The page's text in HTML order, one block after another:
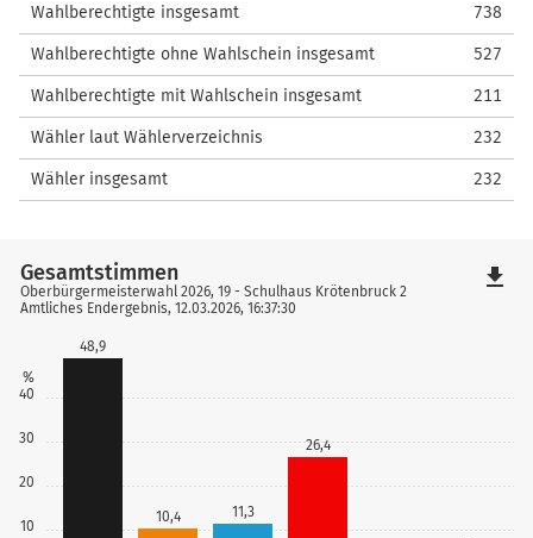
Wahlberechtigte insgesamt 738
Wahlberechtigte ohne Wahlschein insgesamt 527
Wahlberechtigte mit Wahlschein insgesamt 211
Wähler laut Wählerverzeichnis 232
Wähler insgesamt 232
10
20
30
40
%
48,9
10,4 11,3
26,4
Gesamtstimmen
Oberbürgermeisterwahl 2026, 19 - Schulhaus Krötenbruck 2
Amtliches Endergebnis, 12.03.2026, 16:37:30
file_download